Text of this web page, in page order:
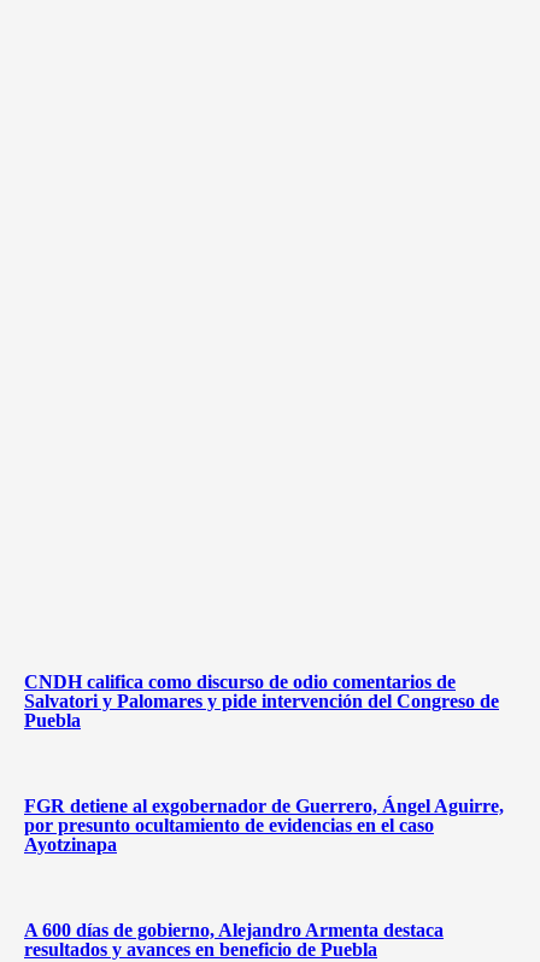
CNDH califica como discurso de odio comentarios de
Salvatori y Palomares y pide intervención del Congreso de
Puebla
FGR detiene al exgobernador de Guerrero, Ángel Aguirre,
por presunto ocultamiento de evidencias en el caso
Ayotzinapa
A 600 días de gobierno, Alejandro Armenta destaca
resultados y avances en beneficio de Puebla